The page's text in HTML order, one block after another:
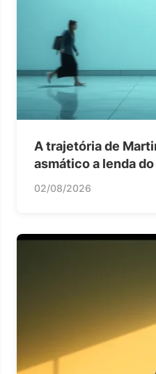
A trajetória de
asmático a lenda
02/08/2026